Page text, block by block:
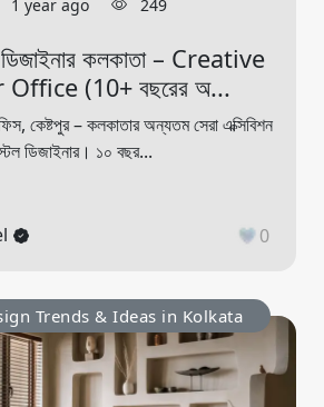
1 year ago 249
ডিজাইনার কলকাতা – Creative
(10+ বছরের অ...
কেষ্টপুর – কলকাতার অন্যতম সেরা এক্সিবিশন
ডিজাইনার। ১০ বছর...
0
Trends & Ideas in Kolkata